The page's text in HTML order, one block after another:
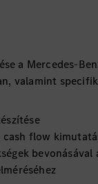
a Mercedes-
valamint
cash flow
bevonásával